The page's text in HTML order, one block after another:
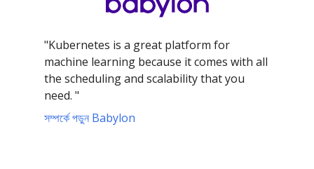
"Kubernetes is a great platform for
machine learning because it comes with all
the scheduling and scalability that you
need. "
সম্পর্কে পড়ুন Babylon